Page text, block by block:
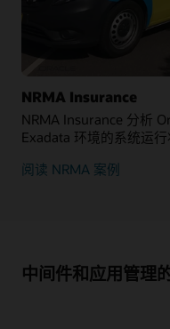
NRMA Insurance
NRMA Insurance 分析
Exadata 环境的系统运
阅读 NRMA 案例
中间件和应用管理